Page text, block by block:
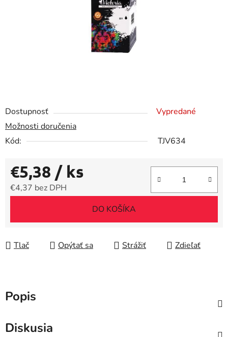
Dostupnosť
Vypredané
Možnosti doručenia
Kód:
TJV634
€5,38 / ks
€4,37 bez DPH
DO KOŠÍKA
Tlač Opýtať sa Strážiť Zdieľať
Popis
Diskusia